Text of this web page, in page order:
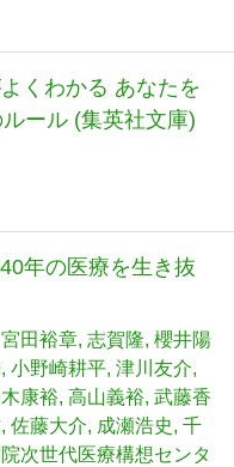
くわかる あなたを
ール (集英社文庫)
年の医療を生き抜
宮田裕章 志賀隆 櫻井陽
小野崎耕平 津川友介
康裕 高山義裕 武藤香
佐藤大介 成瀬浩史 千
次世代医療構想センタ